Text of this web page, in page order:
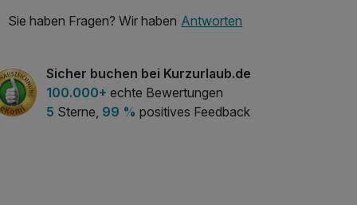
Sie haben Fragen? Wir haben Antworten
Sicher buchen bei Kurzurlaub.de
100.000+ echte Bewertungen
5 Sterne, 99 % positives Feedback